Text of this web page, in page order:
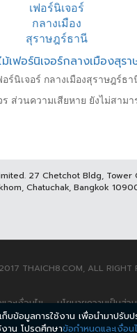
ม้เฟอร์นิเจอร์กลางเมืองสุร
ร์นิเจอร์ กลางเมืองสุราษฎร์ธ
ส่วนความเสียหาย ยังไม่สามา
27 Chetchot Bldg, Tower
Chatuchak, Bangkok
THAICH8.COM, ALL RIGHT
ละเงื่อนไข นโยบายความเป็นส่ว
ก็บข้อมูลการใช้งาน เพื่อนำมาปรับ
าน โปรดศึกษาข้อกำหนดและเงื่อน